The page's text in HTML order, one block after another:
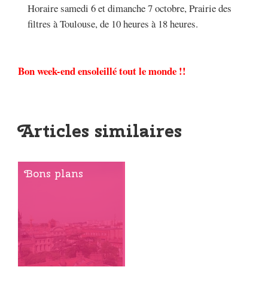
Horaire samedi 6 et dimanche 7 octobre, Prairie des
filtres à Toulouse, de 10 heures à 18 heures.
Bon week-end ensoleillé tout le monde !!
Articles similaires
Bons plans